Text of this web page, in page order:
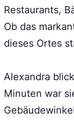
Restaurants,
Ob das
dieses Ortes
Alexandra
Minuten war